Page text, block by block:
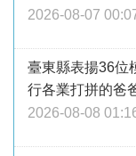
2026-08-07
臺東縣表揚36
行各業打拼的爸
2026-08-08